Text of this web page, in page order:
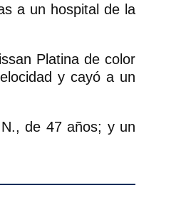
a un hospital de la
Platina de color
y cayó a un
de 47 años; y un